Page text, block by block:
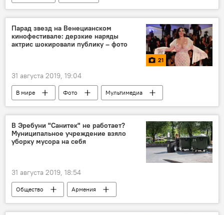
Парад звезд на Венецианском
кинофестивале: дерзкие наряды
актрис шокировали публику – фото
21
31 августа 2019, 19:04
В мире Фото
Мультимедиа
звезды
кинофестиваль
наряды
режиссер
парад актер
В Эребуни "Санитек" не работает?
Муниципальное учреждение взяло
уборку мусора на себя
31 августа 2019, 18:54
Общество
Армения
мусороуборочная компания "Санитек"